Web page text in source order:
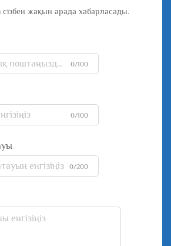
сізбен жақын арада хабарласады.
0/100
0/100
0/200